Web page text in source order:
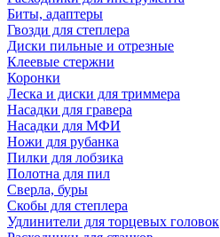
Биты, адаптеры
Гвозди для степлера
Диски пильные и отрезные
Клеевые стержни
Коронки
Леска и диски для триммера
Насадки для гравера
Насадки для МФИ
Ножи для рубанка
Пилки для лобзика
Полотна для пил
Сверла, буры
Скобы для степлера
Удлинители для торцевых головок